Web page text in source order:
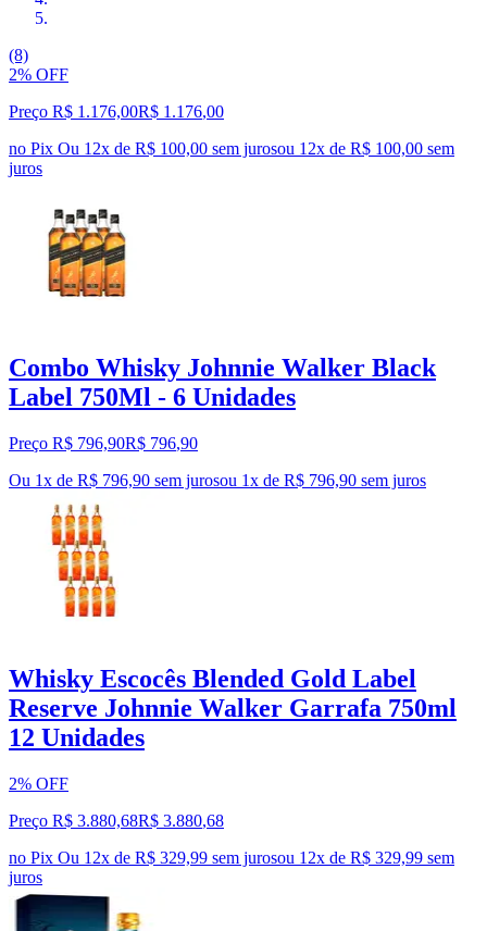
(8)
2% OFF
Preço R$ 1.176,00R$ 1.176,00
no Pix Ou 12x de R$ 100,00 sem jurosou 12x de R$ 100,00 sem
juros
Combo Whisky Johnnie Walker Black
Label 750Ml - 6 Unidades
Preço R$ 796,90R$ 796,90
Ou 1x de R$ 796,90 sem jurosou 1x de R$ 796,90 sem juros
Whisky Escocês Blended Gold Label
Reserve Johnnie Walker Garrafa 750ml
12 Unidades
2% OFF
Preço R$ 3.880,68R$ 3.880,68
no Pix Ou 12x de R$ 329,99 sem jurosou 12x de R$ 329,99 sem
juros